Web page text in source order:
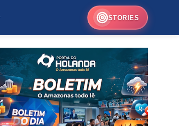
STORIES